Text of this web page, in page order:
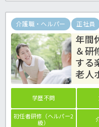
介護職・ヘルパー 正社員
年間
＆研
する
老人
学歴不問
初任者研修（ヘルパー2
級）